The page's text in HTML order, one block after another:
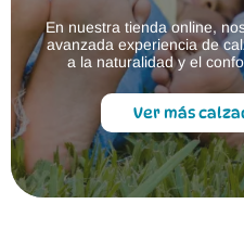
En nuestra tienda online,
avanzada experiencia de
a la naturalidad y el
Ver más